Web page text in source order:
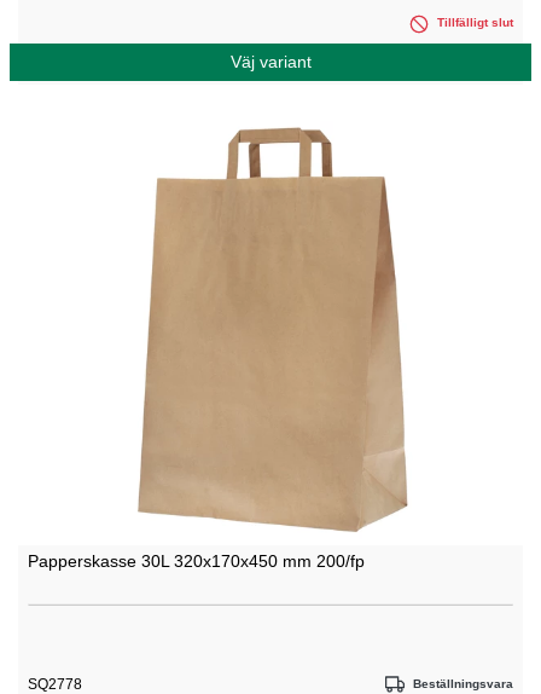
Tillfälligt slut
Väj variant
Papperskasse 30L 320x170x450 mm 200/fp
SQ2778 Beställningsvara